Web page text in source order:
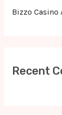
Bizzo Casino
Recent